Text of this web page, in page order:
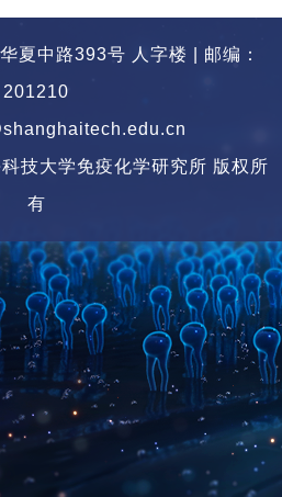
夏中路393号 人字楼 | 邮编：
201210
技大学免疫化学研究所 版权所
有